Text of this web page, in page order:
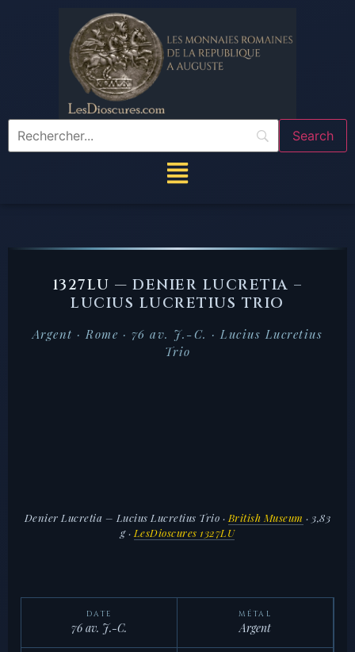
1327LU — DENIER LUCRETIA –
LUCIUS LUCRETIUS TRIO
Argent · Rome · 76 av. J.-C. · Lucius Lucretius
Trio
Denier Lucretia – Lucius Lucretius Trio · British Museum · 3,83
g · LesDioscures 1327LU
DATE
76 av. J.-C.
MÉTAL
Argent